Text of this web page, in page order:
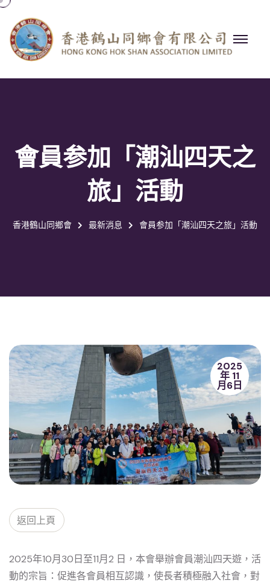
會員参加「潮汕四天之
旅」活動
香港鶴山同鄉會 最新消息 會員参加「潮汕四天之旅」活動
2025
年 11
月6日
返回上頁
2025年10月30日至11月2 日，本會舉辦會員潮汕四天遊，活
動的宗旨：促進各會員相互認識，使長者積極融入社會，對